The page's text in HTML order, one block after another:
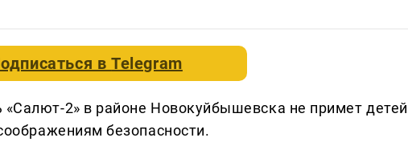
вTelegram
2» в районе Новокуйбышевска не примет детей
безопасности.